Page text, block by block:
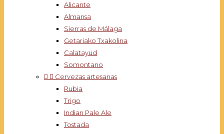
Alicante
Almansa
Sierras de Málaga
Getariako Txakolina
Calatayud
Somontano
  Cervezas artesanas
Rubia
Trigo
Indian Pale Ale
Tostada